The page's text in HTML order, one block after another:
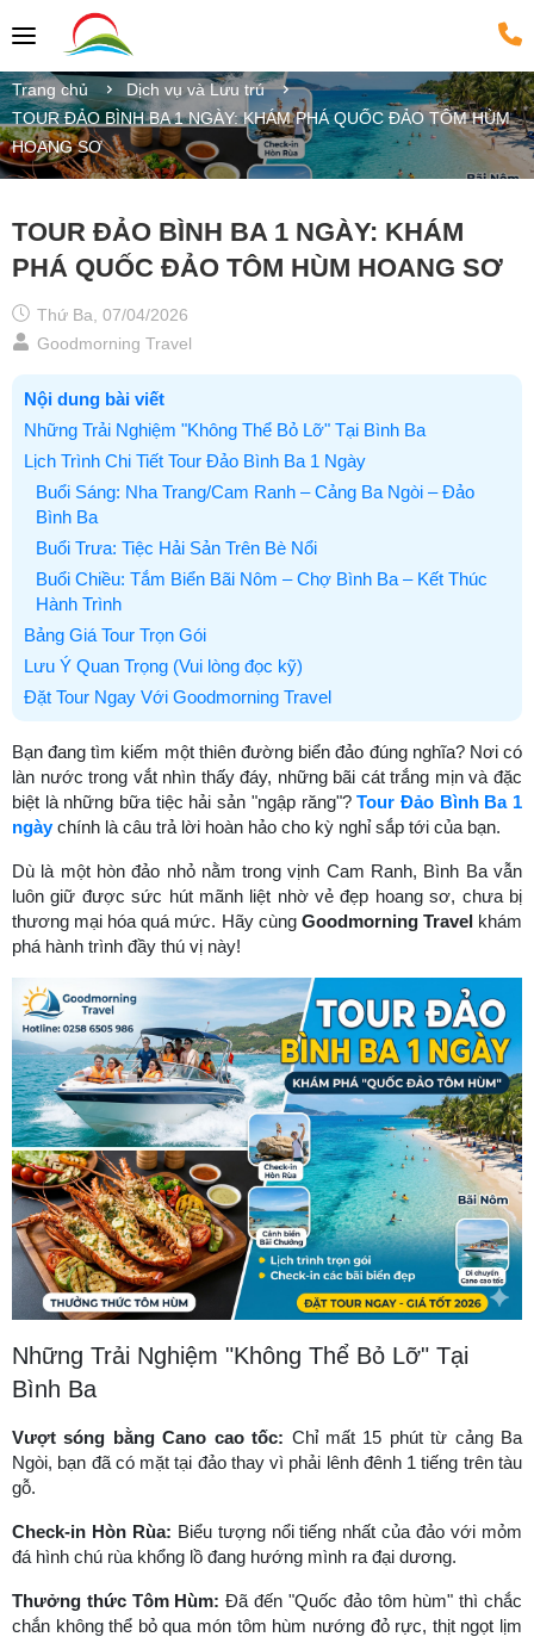
Trang chủ
Dịch vụ và Lưu trú
TOUR ĐẢO BÌNH BA 1 NGÀY: KHÁM PHÁ QUỐC ĐẢO TÔM HÙM
HOANG SƠ
TOUR ĐẢO BÌNH BA 1 NGÀY: KHÁM
PHÁ QUỐC ĐẢO TÔM HÙM HOANG SƠ
Thứ Ba, 07/04/2026
Goodmorning Travel
Nội dung bài viết
Những Trải Nghiệm "Không Thể Bỏ Lỡ" Tại Bình Ba
Lịch Trình Chi Tiết Tour Đảo Bình Ba 1 Ngày
Buổi Sáng: Nha Trang/Cam Ranh – Cảng Ba Ngòi – Đảo
Bình Ba
Buổi Trưa: Tiệc Hải Sản Trên Bè Nổi
Buổi Chiều: Tắm Biển Bãi Nôm – Chợ Bình Ba – Kết Thúc
Hành Trình
Bảng Giá Tour Trọn Gói
Lưu Ý Quan Trọng (Vui lòng đọc kỹ)
Đặt Tour Ngay Với Goodmorning Travel
Bạn đang tìm kiếm một thiên đường biển đảo đúng nghĩa? Nơi có
làn nước trong vắt nhìn thấy đáy, những bãi cát trắng mịn và đặc
biệt là những bữa tiệc hải sản "ngập răng"?Tour Đảo Bình Ba 1
ngàychính là câu trả lời hoàn hảo cho kỳ nghỉ sắp tới của bạn.
Dù là một hòn đảo nhỏ nằm trong vịnh Cam Ranh, Bình Ba vẫn
luôn giữ được sức hút mãnh liệt nhờ vẻ đẹp hoang sơ, chưa bị
thương mại hóa quá mức. Hãy cùng Goodmorning Travelkhám
phá hành trình đầy thú vị này!
Những Trải Nghiệm "Không Thể Bỏ Lỡ" Tại
Bình Ba
Vượt sóng bằng Cano cao tốc: Chỉ mất 15 phút từ cảng Ba
Ngòi, bạn đã có mặt tại đảo thay vì phải lênh đênh 1 tiếng trên tàu
gỗ.
Check-in Hòn Rùa: Biểu tượng nổi tiếng nhất của đảo với mỏm
đá hình chú rùa khổng lồ đang hướng mình ra đại dương.
Thưởng thức Tôm Hùm: Đã đến "Quốc đảo tôm hùm" thì chắc
chắn không thể bỏ qua món tôm hùm nướng đỏ rực, thịt ngọt lịm